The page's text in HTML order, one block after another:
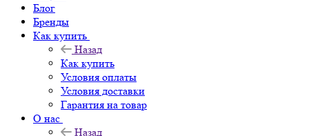
Блог
Бренды
Как купить
Назад
Как купить
Условия оплаты
Условия доставки
Гарантия на товар
О нас
Назад